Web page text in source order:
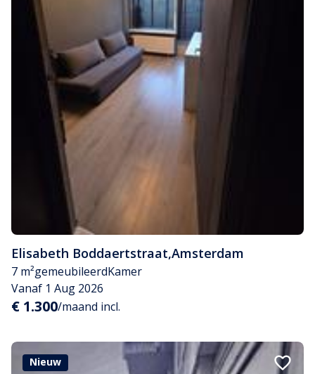
Elisabeth Boddaertstraat,Amsterdam
7 m²gemeubileerdKamer
Vanaf 1 Aug 2026
€ 1.300/maand incl.
Nieuw